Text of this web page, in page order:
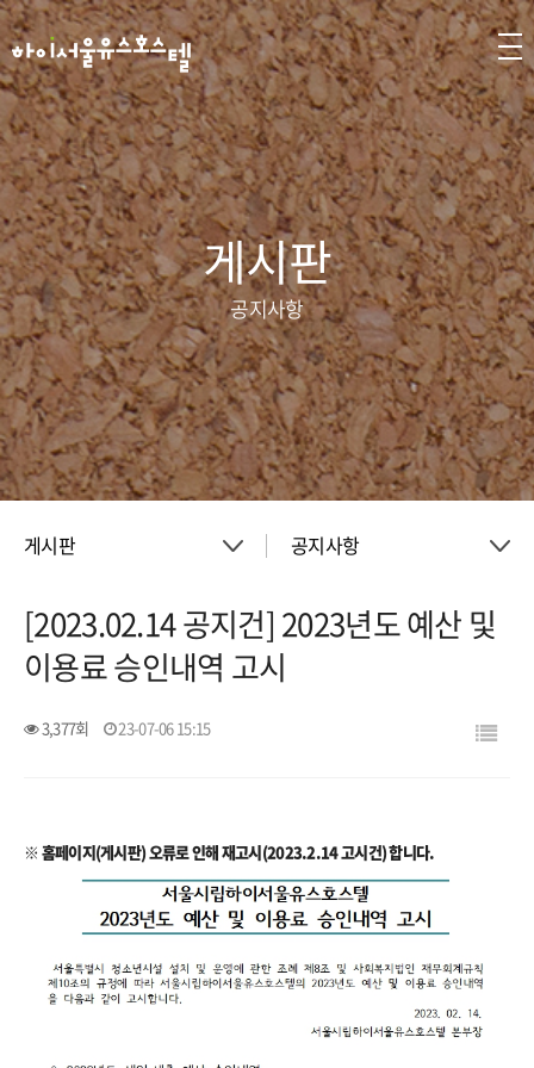
게시판
공지사항
게시판
About
청소년 프로그램
서울여행
게시판
공지사항
공지사항
아트월갤러리
서울가이드신청
[2023.02.14 공지건] 2023년도 예산 및
이용료 승인내역 고시
3,377회 23-07-06 15:15
※ 홈페이지(게시판) 오류로 인해 재고시(2023.2.14 고시건) 합니다.